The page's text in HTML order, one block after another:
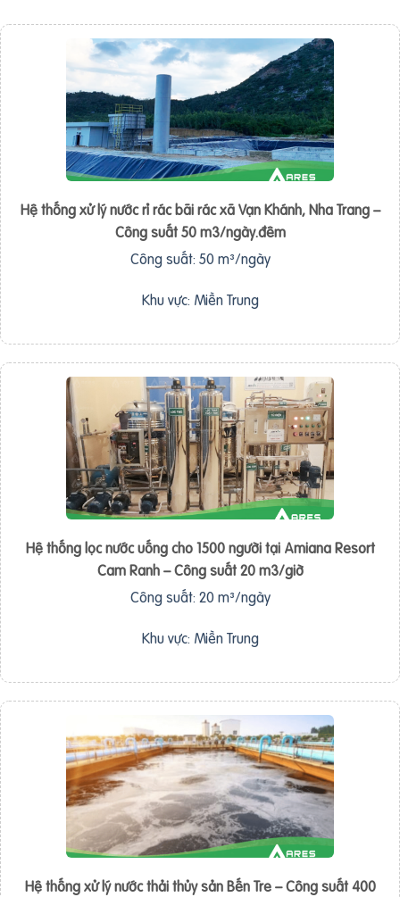
Hệ thống xử lý nước rỉ rác bãi rác xã Vạn Khánh, Nha Trang –
Công suất 50 m3/ngày.đêm
Công suất: 50 m³/ngày
Khu vực: Miền Trung
Hệ thống lọc nước uống cho 1500 người tại Amiana Resort
Cam Ranh – Công suất 20 m3/giờ
Công suất: 20 m³/ngày
Khu vực: Miền Trung
Hệ thống xử lý nước thải thủy sản Bến Tre – Công suất 400